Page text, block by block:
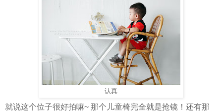
认真
就说这个位子很好拍嘛~ 那个儿童椅完全就是抢镜！还有那